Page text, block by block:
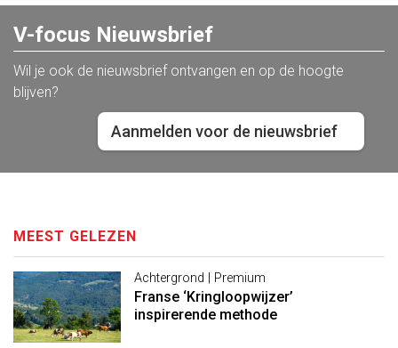
V-focus Nieuwsbrief
Wil je ook de nieuwsbrief ontvangen en op de hoogte
blijven?
Aanmelden voor de nieuwsbrief
MEEST GELEZEN
Achtergrond | Premium
Franse ‘Kringloopwijzer’
inspirerende methode